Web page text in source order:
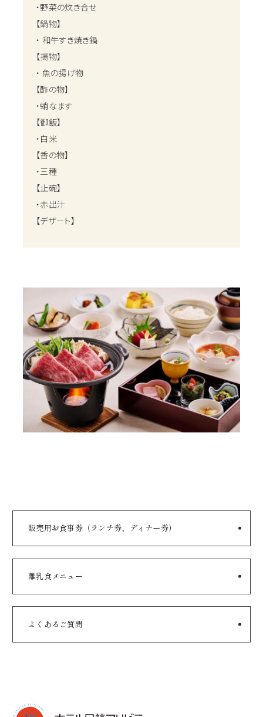
・野菜の炊き合せ
【鍋物】
・ 和牛すき焼き鍋
【揚物】
・ 魚の揚げ物
【酢の物】
・蛸なます
【御飯】
・白米
【香の物】
・三種
【止碗】
・赤出汁
【デザート】
販売用お食事券（ランチ券、ディナー券）
離乳食メニュー
よくあるご質問